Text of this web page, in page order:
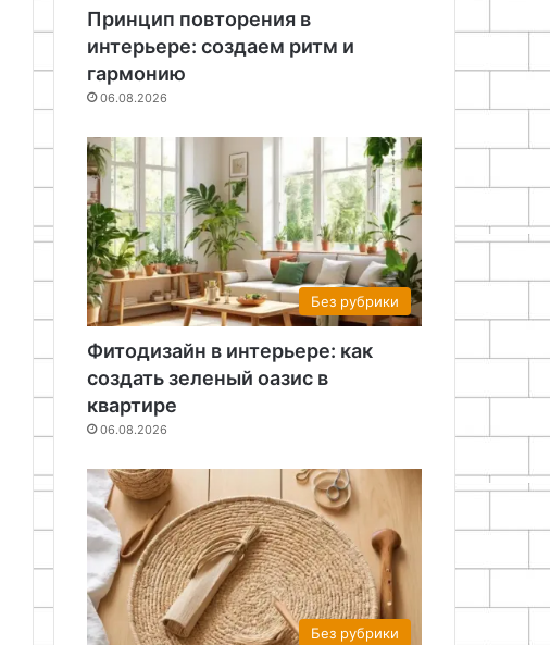
Принцип повторения в
интерьере: создаем ритм и
гармонию
06.08.2026
Без рубрики
Фитодизайн в интерьере: как
создать зеленый оазис в
квартире
06.08.2026
Без рубрики